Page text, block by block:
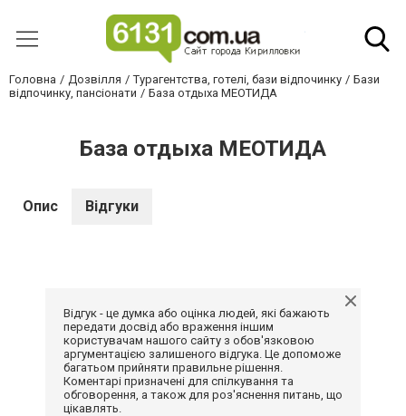
Головна Дозвілля Турагентства, готелі, бази відпочинку
Бази
відпочинку, пансіонати
База отдыха МЕОТИДА
База отдыха МЕОТИДА
Опис Відгуки
Відгук - це думка або оцінка людей, які бажають
передати досвід або враження іншим
користувачам нашого сайту з обов'язковою
аргументацією залишеного відгука. Це допоможе
багатьом прийняти правильне рішення.
Коментарі призначені для спілкування та
обговорення, а також для роз'яснення питань, що
цікавлять.